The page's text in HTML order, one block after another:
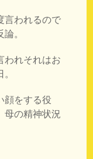
言われるので
。
われそれはお
顔をする役
母の精神状況